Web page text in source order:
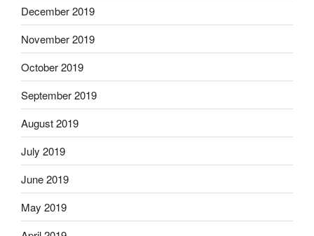
December 2019
November 2019
October 2019
September 2019
August 2019
July 2019
June 2019
May 2019